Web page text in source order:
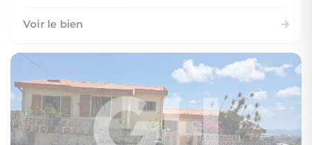
Voir le bien